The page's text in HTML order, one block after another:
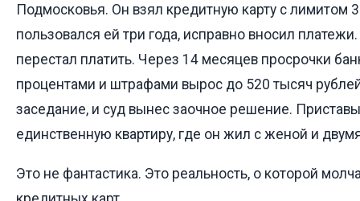
Подмосковья. Он взял кредитную карту с лимитом
пользовался ей три года, исправно вносил
перестал платить. Через 14 месяцев просрочки
процентами и штрафами вырос до 520 тысяч
заседание, и суд вынес заочное решение.
единственную квартиру, где он жил с женой и
Это не фантастика. Это реальность, о которой